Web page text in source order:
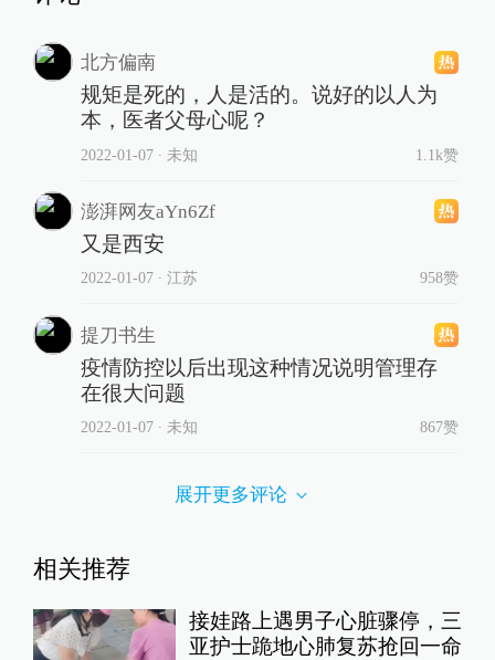
北方偏南
规矩是死的，人是活的。说好的以人为
本，医者父母心呢？
2022-01-07∙ 未知 1.1k赞
澎湃网友aYn6Zf
又是西安
2022-01-07∙ 江苏 958赞
提刀书生
疫情防控以后出现这种情况说明管理存
在很大问题
2022-01-07∙ 未知 867赞
展开更多评论
相关推荐
接娃路上遇男子心脏骤停，三
亚护士跪地心肺复苏抢回一命